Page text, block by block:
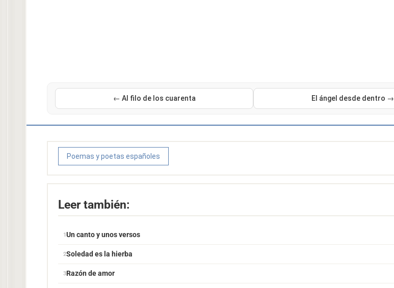
← Al filo de los cuarenta El ángel desde dentro →
Poemas y poetas españoles
Leer también:
Un canto y unos versos
Soledad es la hierba
Razón de amor